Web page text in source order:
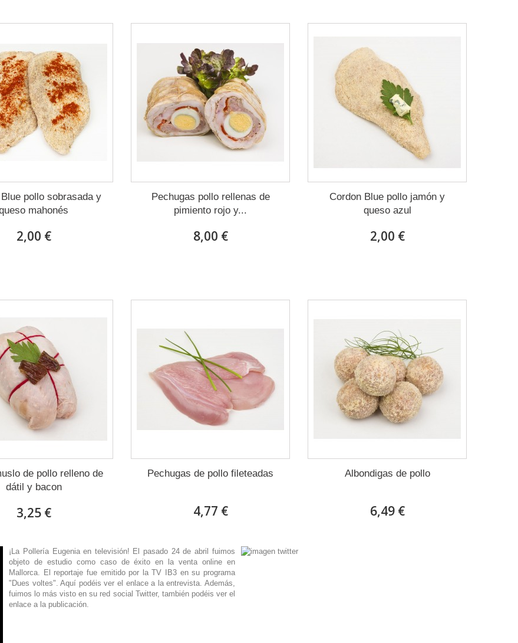
pollo sobrasada y
mahonés
2,00 €
Pechugas pollo rellenas de
pimiento rojo y...
8,00 €
Cordon Blue pollo jamón y
queso azul
2,00 €
de pollo relleno de
dátil y bacon
3,25 €
Pechugas de pollo fileteadas
4,77 €
Albondigas de pollo
6,49 €
¡La Pollería Eugenia en televisión! El pasado 24 de abril fuimos
objeto de estudio como caso de éxito en la venta online en
Mallorca. El reportaje fue emitido por la TV IB3 en su programa
"Dues voltes". Aquí podéis ver el enlace a la entrevista. Además,
fuimos lo más visto en su red social Twitter, también podéis ver el
enlace a la publicación.